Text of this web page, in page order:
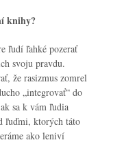
knihy?
ľudí ľahké pozerať
svoju pravdu.
že rasizmus zomrel
„integrovať“ do
sa k vám ľudia
ľuďmi, ktorých táto
ako leniví